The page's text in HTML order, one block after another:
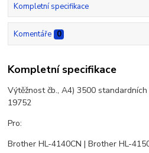
Kompletní specifikace
Komentáře 0
Kompletní specifikace
Výtěžnost čb., A4) 3500
19752
Pro:
Brother HL-4140CN | Brother HL-